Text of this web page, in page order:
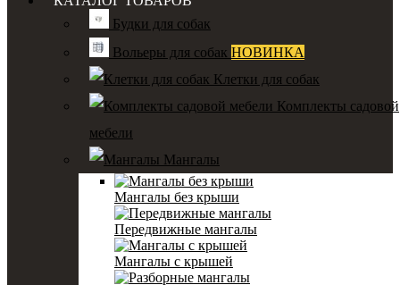
Будки для собак
Вольеры для собак НОВИНКА
Клетки для собак
Комплекты садовой
мебели
Мангалы
Мангалы без крыши
Передвижные мангалы
Мангалы с крышей